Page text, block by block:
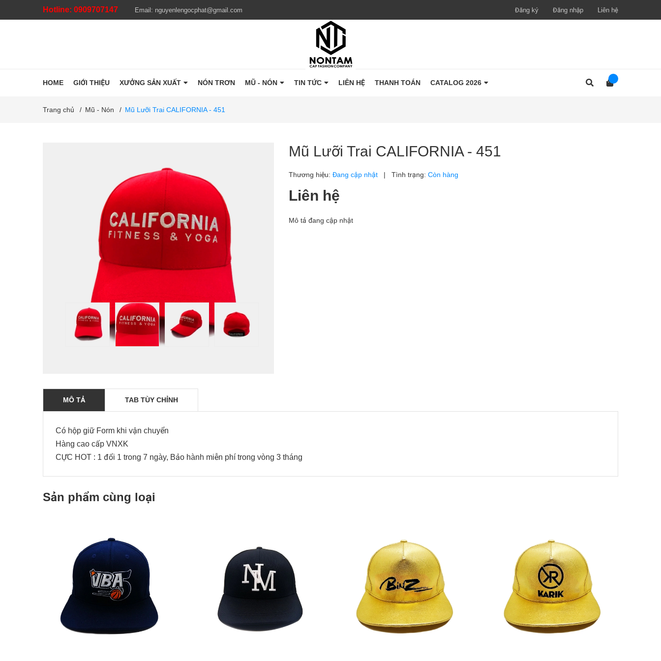
Hotline: 0909707147 Email: nguyenlengocphat@gmail.com Đăng ký Đăng nhập Liên hệ
HOME GIỚI THIỆU XƯỞNG SẢN XUẤT NÓN TRƠN MŨ - NÓN TIN TỨC LIÊN HỆ THANH TOÁN CATALOG 2026
Trang chủ / Mũ - Nón / Mũ Lưỡi Trai CALIFORNIA - 451
Mũ Lưỡi Trai CALIFORNIA - 451
Thương hiệu: Đang cập nhật | Tình trạng: Còn hàng
Liên hệ
Mô tả đang cập nhật
MÔ TẢ TAB TÙY CHỈNH
Có hộp giữ Form khi vận chuyển
Hàng cao cấp VNXK
CỰC HOT : 1 đổi 1 trong 7 ngày, Bảo hành miễn phí trong vòng 3 tháng
Sản phẩm cùng loại